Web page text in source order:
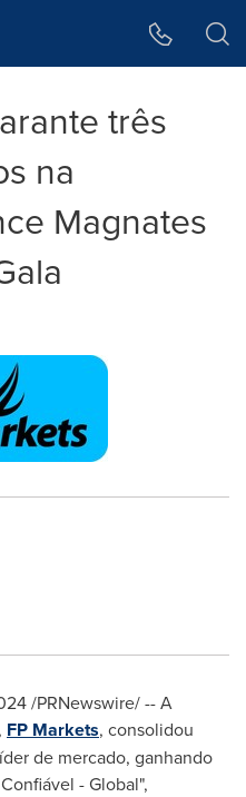
três
na
Magnates
/PRNewswire/ -- A
FP Markets, consolidou
de mercado, ganhando
- Global",